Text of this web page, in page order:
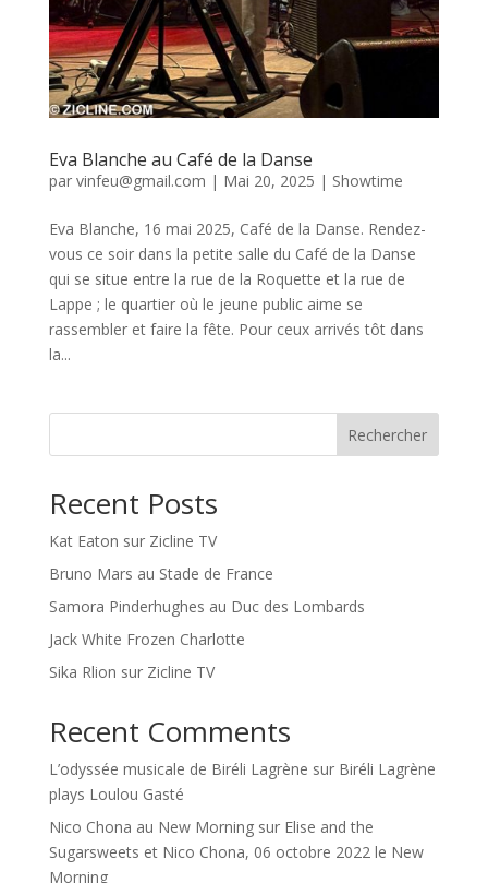
Eva Blanche au Café de la Danse
par vinfeu@gmail.com | Mai 20, 2025 | Showtime
Eva Blanche, 16 mai 2025, Café de la Danse. Rendez-
vous ce soir dans la petite salle du Café de la Danse
qui se situe entre la rue de la Roquette et la rue de
Lappe ; le quartier où le jeune public aime se
rassembler et faire la fête. Pour ceux arrivés tôt dans
la...
Rechercher
Recent Posts
Kat Eaton sur Zicline TV
Bruno Mars au Stade de France
Samora Pinderhughes au Duc des Lombards
Jack White Frozen Charlotte
Sika Rlion sur Zicline TV
Recent Comments
L’odyssée musicale de Biréli Lagrène sur Biréli Lagrène
plays Loulou Gasté
Nico Chona au New Morningsur Elise and the
Sugarsweets et Nico Chona, 06 octobre 2022 le New
Morning